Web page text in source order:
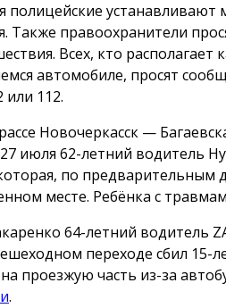
полицейские устанавливают
Также правоохранители
Всех, кто
автомобиле, просят
или 112.
Новочеркасск —
июля 62-летний водитель
по предварительным
месте. Ребёнка с
64-летний водитель
переходе сбил 15-
проезжую часть из-за
.